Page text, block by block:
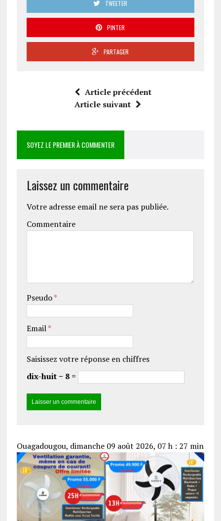
TWEETER
PINTER
PARTAGER
Article précédent
Article suivant
SOYEZ LE PREMIER À COMMENTER
Laissez un commentaire
Votre adresse email ne sera pas publiée.
Commentaire
Pseudo*
Email*
Saisissez votre réponse en chiffres
dix-huit − 8 =
Ouagadougou, dimanche 09 août 2026, 07 h : 27 min